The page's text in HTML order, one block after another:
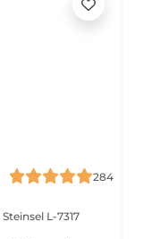
284
Steinsel L-7317